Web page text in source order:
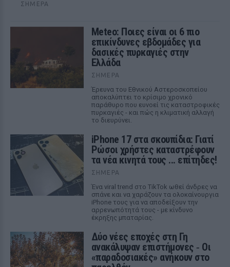
ΣΉΜΕΡΑ
Meteo: Ποιες είναι οι 6 πιο
επικίνδυνες εβδομάδες για
δασικές πυρκαγιές στην
Ελλάδα
ΣΉΜΕΡΑ
Έρευνα του Εθνικού Αστεροσκοπείου
αποκαλύπτει το κρίσιμο χρονικό
παράθυρο που ευνοεί τις καταστροφικές
πυρκαγιές - και πώς η κλιματική αλλαγή
το διευρύνει.
iPhone 17 στα σκουπίδια: Γιατί
Ρώσοι χρήστες καταστρέφουν
τα νέα κινητά τους ... επίτηδες!
ΣΉΜΕΡΑ
Ένα viral trend στο TikTok ωθεί άνδρες να
σπάνε και να χαράζουν τα ολοκαίνουργια
iPhone τους για να αποδείξουν την
αρρενωπότητά τους - με κίνδυνο
έκρηξης μπαταρίας.
Δύο νέες εποχές στη Γη
ανακάλυψαν επιστήμονες ‑ Oι
«παραδοσιακές» ανήκουν στο